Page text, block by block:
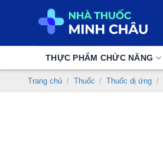
THỰC PHẨM CHỨC NĂNG
Trang chủ / Thuốc / Thuốc dị ứng /